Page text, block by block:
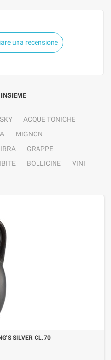
una recensione
ACQUE TONICHE
MIGNON
GRAPPE
BOLLICINE
VINI
SILVER CL.70